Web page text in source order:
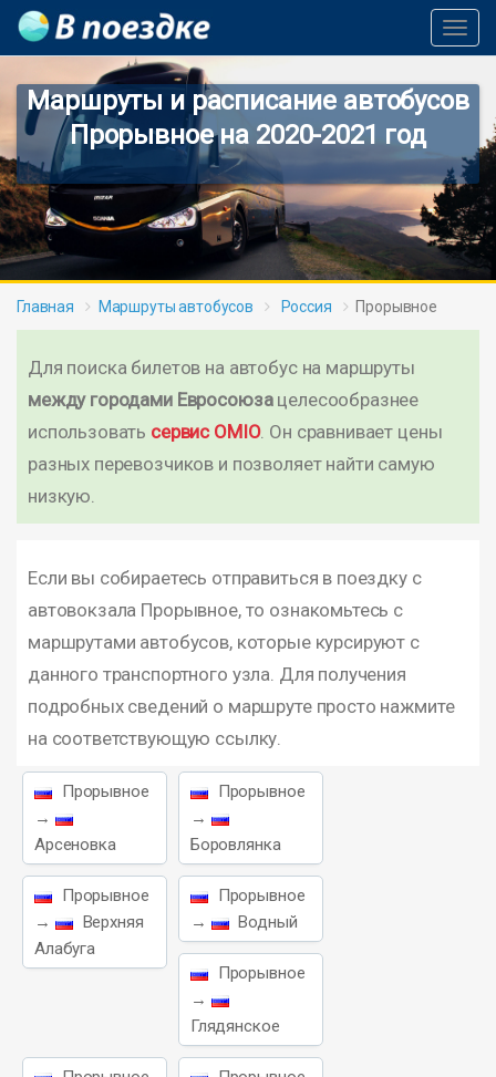
Маршруты и расписание автобусов
Прорывное на 2020-2021 год
Главная Маршруты автобусов Россия Прорывное
Для поиска билетов на автобус на маршруты
между городами Евросоюзацелесообразнее
использовать сервис OMIO. Он сравнивает цены
разных перевозчиков и позволяет найти самую
низкую.
Если вы собираетесь отправиться в поездку с
автовокзала Прорывное, то ознакомьтесь с
маршрутами автобусов, которые курсируют с
данного транспортного узла. Для получения
подробных сведений о маршруте просто нажмите
на соответствующую ссылку.
Прорывное
→
Арсеновка
Прорывное
→
Боровлянка
Прорывное
→
Верхняя
Алабуга
Прорывное
→
Водный
Прорывное
→
Глядянское